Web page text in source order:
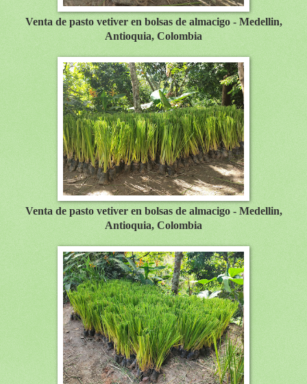
Venta de pasto vetiver en bolsas de almacigo - Medellin,
Antioquia, Colombia
Venta de pasto vetiver en bolsas de almacigo - Medellin,
Antioquia, Colombia